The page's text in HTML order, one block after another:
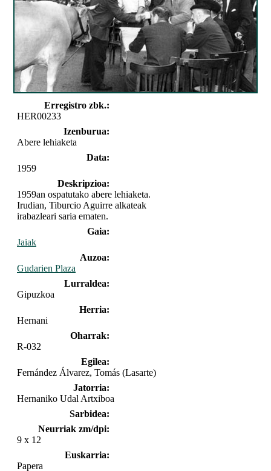
Erregistro zbk.:
HER00233
Izenburua:
Abere lehiaketa
Data:
1959
Deskripzioa:
1959an ospatutako abere lehiaketa.
Irudian, Tiburcio Aguirre alkateak
irabazleari saria ematen.
Gaia:
Jaiak
Auzoa:
Gudarien Plaza
Lurraldea:
Gipuzkoa
Herria:
Hernani
Oharrak:
R-032
Egilea:
Fernández Álvarez, Tomás (Lasarte)
Jatorria:
Hernaniko Udal Artxiboa
Sarbidea:
Neurriak zm/dpi:
9 x 12
Euskarria:
Papera